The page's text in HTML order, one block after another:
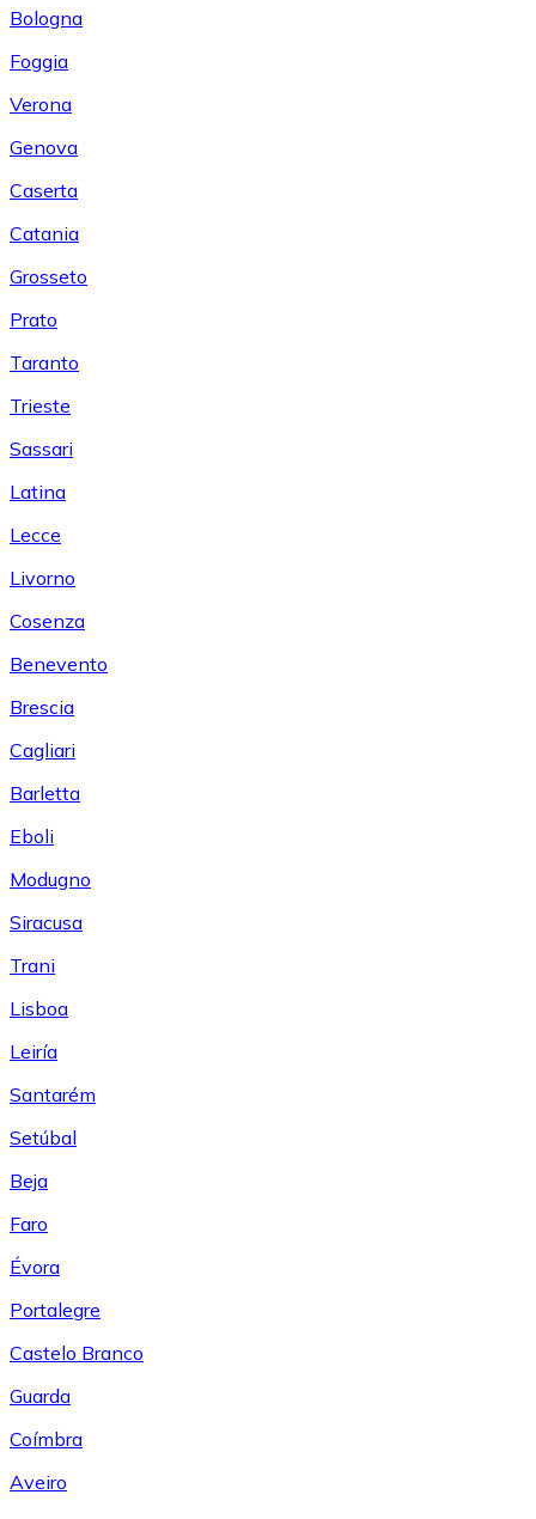
Bologna
Foggia
Verona
Genova
Caserta
Catania
Grosseto
Prato
Taranto
Trieste
Sassari
Latina
Lecce
Livorno
Cosenza
Benevento
Brescia
Cagliari
Barletta
Eboli
Modugno
Siracusa
Trani
Lisboa
Leiría
Santarém
Setúbal
Beja
Faro
Évora
Portalegre
Castelo Branco
Guarda
Coímbra
Aveiro